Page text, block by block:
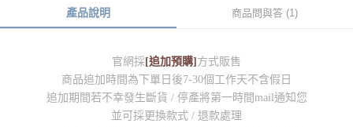
產品說明 商品問與答 (1)
官網採 [追加預購] 方式販售
商品追加時間為下單日後7-30個工作天不含假日
追加期間若不幸發生斷貨 / 停產將第一時間mail通知您
並可採更換款式 / 退款處理